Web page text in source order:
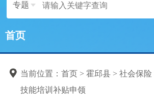
专题
首页
当前位置： 首页 > 霍邱县 > 社会保险
技能培训补贴申领